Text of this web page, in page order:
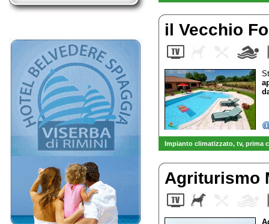
il Vecchio
Impianto climatizzato, tv, prima
Agriturismo